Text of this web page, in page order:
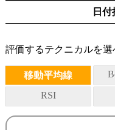
日
評価するテクニカルを選
移動平均線
RSI